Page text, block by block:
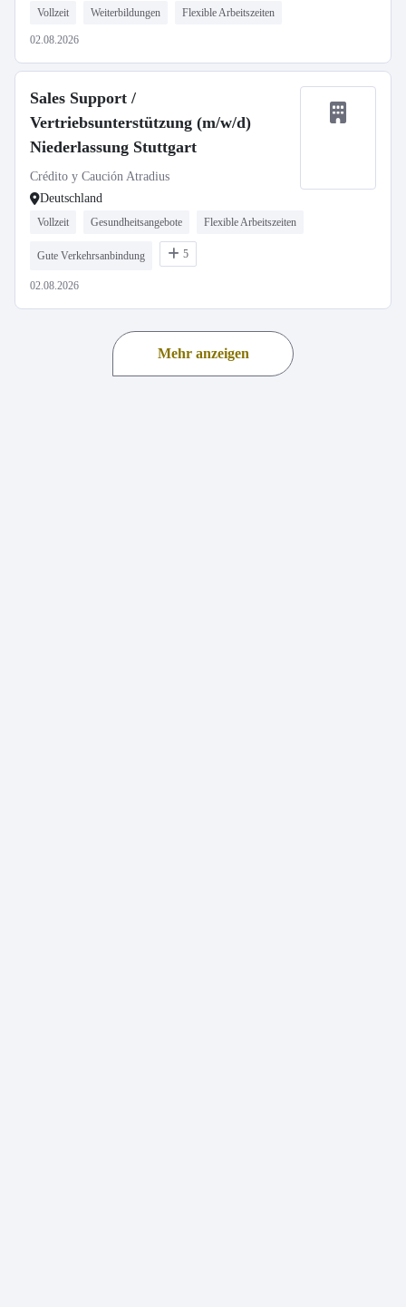
Vollzeit Weiterbildungen Flexible Arbeitszeiten
02.08.2026
Sales Support /
Vertriebsunterstützung (m/w/d)
Niederlassung Stuttgart
Crédito y Caución Atradius
Deutschland
Vollzeit Gesundheitsangebote Flexible Arbeitszeiten
Gute Verkehrsanbindung 5
02.08.2026
Mehr anzeigen